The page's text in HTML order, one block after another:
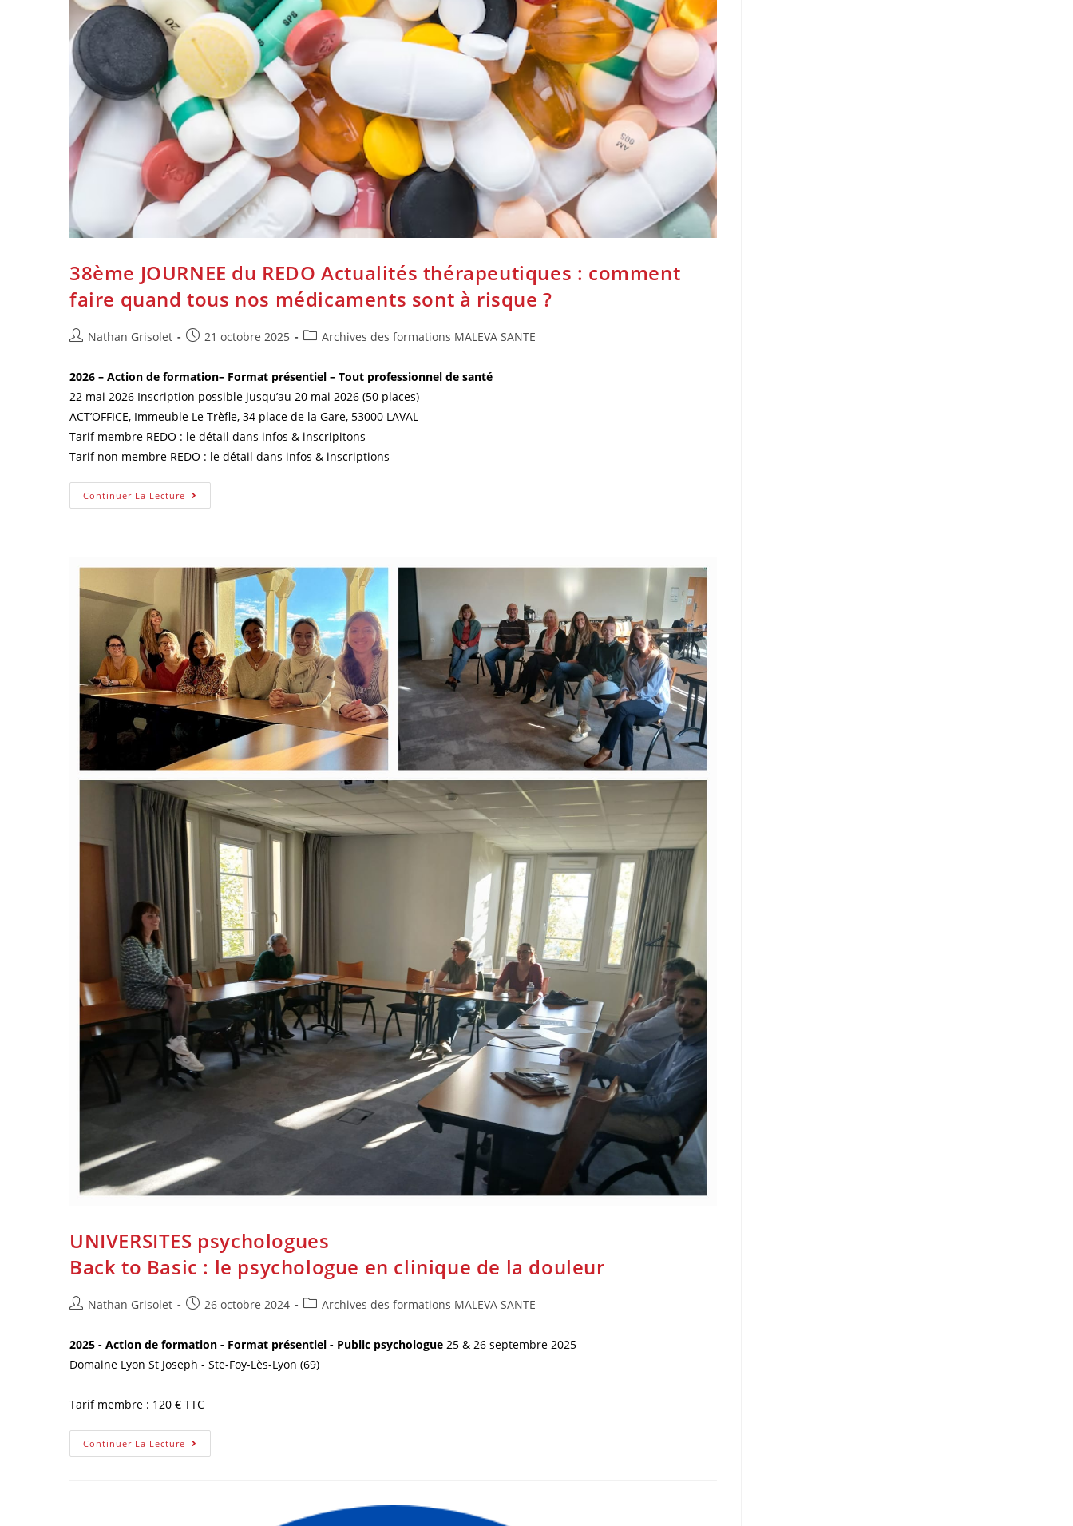
38ème JOURNEE du REDO Actualités thérapeutiques : comment
faire quand tous nos médicaments sont à risque ?
Nathan Grisolet 21 octobre 2025 Archives des formations MALEVA SANTE
2026 – Action de formation– Format présentiel – Tout professionnel de santé
22 mai 2026 Inscription possible jusqu’au 20 mai 2026 (50 places)
ACT’OFFICE, Immeuble Le Trèfle, 34 place de la Gare, 53000 LAVAL
Tarif membre REDO : le détail dans infos & inscripitons
Tarif non membre REDO : le détail dans infos & inscriptions
Continuer La Lecture
UNIVERSITES psychologues
Back to Basic : le psychologue en clinique de la douleur
Nathan Grisolet 26 octobre 2024 Archives des formations MALEVA SANTE
2025 - Action de formation - Format présentiel - Public psychologue 25 & 26 septembre 2025
Domaine Lyon St Joseph - Ste-Foy-Lès-Lyon (69)
Tarif membre : 120 € TTC
Continuer La Lecture